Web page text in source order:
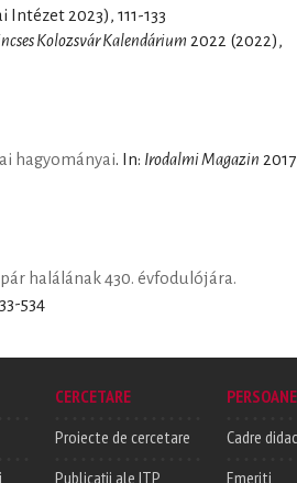
2023), 111-133
Kolozsvár Kalendárium 2022 (2022),
hagyományai. In: Irodalmi Magazin 2017
halálának 430. évfodulójára.
534
CERCETARE
Proiecte de cercetare
Publicații ale ITP
PERSOANE
Cadre
Emeriti